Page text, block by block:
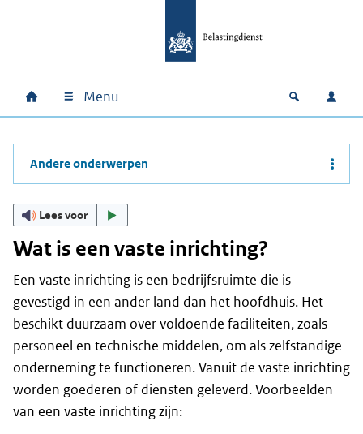
Hoofdnavigatie
Home Menu Open
Andere onderwerpen
Lees voor
Wat is een vaste inrichting?
Een vaste inrichting is een bedrijfsruimte die is
gevestigd in een ander land dan het hoofdhuis. Het
beschikt duurzaam over voldoende faciliteiten, zoals
personeel en technische middelen, om als zelfstandige
onderneming te functioneren. Vanuit de vaste inrichting
worden goederen of diensten geleverd. Voorbeelden
van een vaste inrichting zijn: